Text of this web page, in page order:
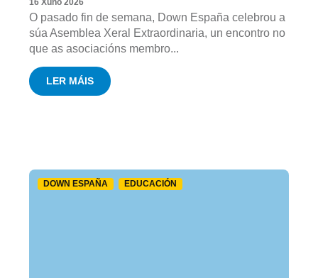
O pasado fin de semana, Down España celebrou a
súa Asemblea Xeral Extraordinaria, un encontro no
que as asociacións membro...
LER MÁIS
DOWN ESPAÑA EDUCACIÓN